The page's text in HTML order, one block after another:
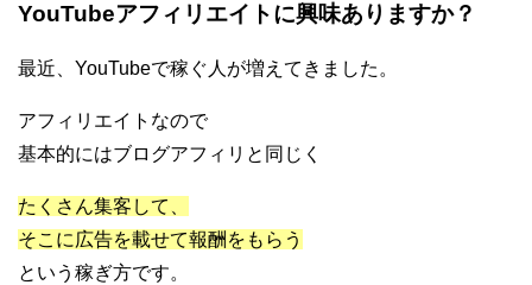
YouTubeアフィリエイトに興味ありますか？
最近、YouTubeで稼ぐ人が増えてきました。
アフィリエイトなので
基本的にはブログアフィリと同じく
たくさん集客して、
そこに広告を載せて報酬をもらう
という稼ぎ方です。